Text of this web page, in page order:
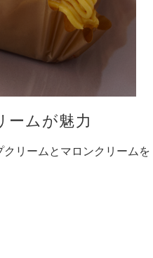
ームが魅力
リームとマロンクリーム